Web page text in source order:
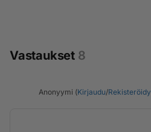
Vastaukset 8
Anonyymi (Kirjaudu/Rekisteröidy